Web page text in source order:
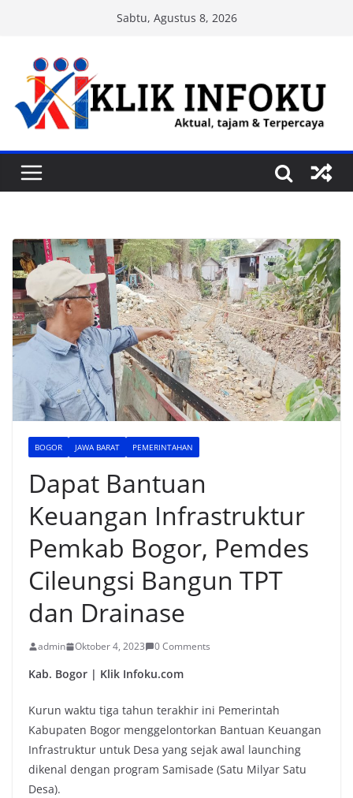
content
Sabtu, Agustus 8, 2026
BOGOR JAWA BARAT PEMERINTAHAN
Dapat Bantuan
Keuangan Infrastruktur
Pemkab Bogor, Pemdes
Cileungsi Bangun TPT
dan Drainase
admin Oktober 4, 2023 0 Comments
Kab. Bogor | Klik Infoku.com
Kurun waktu tiga tahun terakhir ini Pemerintah
Kabupaten Bogor menggelontorkan Bantuan Keuangan
Infrastruktur untuk Desa yang sejak awal launching
dikenal dengan program Samisade (Satu Milyar Satu
Desa).